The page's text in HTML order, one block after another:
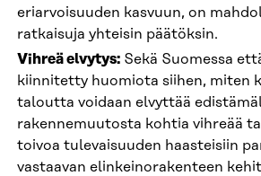
eriarvoisuuden kasvuun, on
ratkaisuja yhteisin päätöksin.
Vihreä elvytys: Sekä Suomessa
kiinnitetty huomiota siihen, miten
taloutta voidaan elvyttää
rakennemuutosta kohtia vihreää
toivoa tulevaisuuden haasteisiin
vastaavan elinkeinorakenteen